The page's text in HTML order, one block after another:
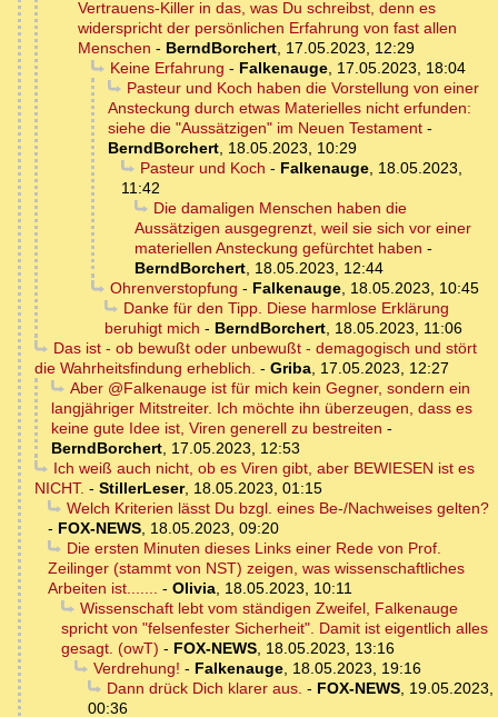
Vertrauens-Killer in das, was Du schreibst, denn es
widerspricht der persönlichen Erfahrung von fast allen
Menschen - BerndBorchert, 17.05.2023, 12:29
Keine Erfahrung - Falkenauge, 17.05.2023, 18:04
Pasteur und Koch haben die Vorstellung von einer
Ansteckung durch etwas Materielles nicht erfunden:
siehe die "Aussätzigen" im Neuen Testament -
BerndBorchert, 18.05.2023, 10:29
Pasteur und Koch - Falkenauge, 18.05.2023,
11:42
Die damaligen Menschen haben die
Aussätzigen ausgegrenzt, weil sie sich vor einer
materiellen Ansteckung gefürchtet haben -
BerndBorchert, 18.05.2023, 12:44
Ohrenverstopfung - Falkenauge, 18.05.2023, 10:45
Danke für den Tipp. Diese harmlose Erklärung
beruhigt mich - BerndBorchert, 18.05.2023, 11:06
Das ist - ob bewußt oder unbewußt - demagogisch und stört
die Wahrheitsfindung erheblich. - Griba, 17.05.2023, 12:27
Aber @Falkenauge ist für mich kein Gegner, sondern ein
langjähriger Mitstreiter. Ich möchte ihn überzeugen, dass es
keine gute Idee ist, Viren generell zu bestreiten -
BerndBorchert, 17.05.2023, 12:53
Ich weiß auch nicht, ob es Viren gibt, aber BEWIESEN ist es
NICHT. - StillerLeser, 18.05.2023, 01:15
Welch Kriterien lässt Du bzgl. eines Be-/Nachweises gelten?
- FOX-NEWS, 18.05.2023, 09:20
Die ersten Minuten dieses Links einer Rede von Prof.
Zeilinger (stammt von NST) zeigen, was wissenschaftliches
Arbeiten ist....... - Olivia, 18.05.2023, 10:11
Wissenschaft lebt vom ständigen Zweifel, Falkenauge
spricht von "felsenfester Sicherheit". Damit ist eigentlich alles
gesagt. (owT) - FOX-NEWS, 18.05.2023, 13:16
Verdrehung! - Falkenauge, 18.05.2023, 19:16
Dann drück Dich klarer aus. - FOX-NEWS, 19.05.2023,
00:36